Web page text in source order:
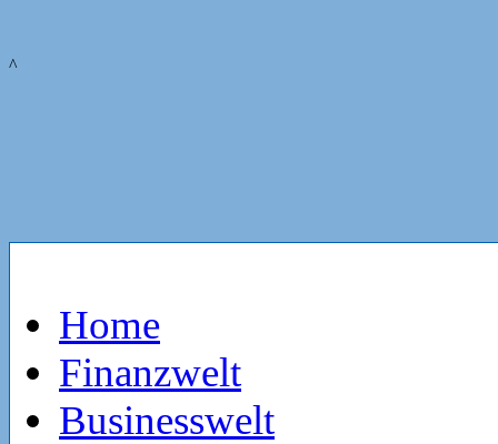
^
Home
Finanzwelt
Businesswelt